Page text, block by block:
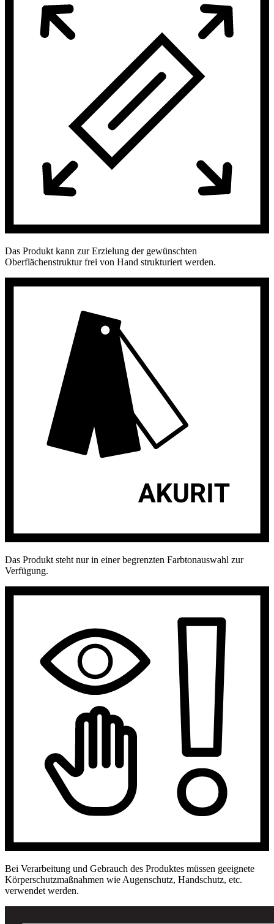
Das Produkt kann zur Erzielung der gewünschten
Oberflächenstruktur frei von Hand strukturiert werden.
Das Produkt steht nur in einer begrenzten Farbtonauswahl zur
Verfügung.
Bei Verarbeitung und Gebrauch des Produktes müssen geeignete
Körperschutzmaßnahmen wie Augenschutz, Handschutz, etc.
verwendet werden.